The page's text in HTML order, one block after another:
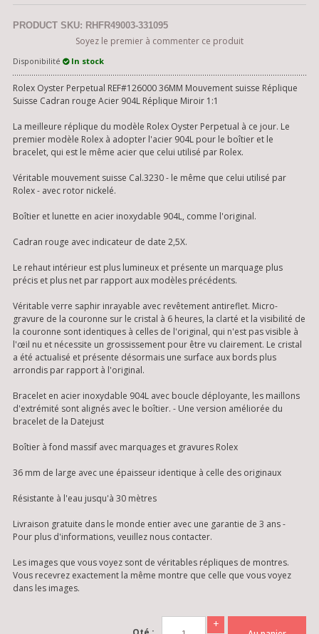
PRODUCT SKU: RHFR49003-331095
Soyez le premier à commenter ce produit
Disponibilité In stock
Rolex Oyster Perpetual REF#126000 36MM Mouvement suisse Réplique
Suisse Cadran rouge Acier 904L Réplique Miroir 1:1
La meilleure réplique du modèle Rolex Oyster Perpetual à ce jour. Le
premier modèle Rolex à adopter l'acier 904L pour le boîtier et le
bracelet, qui est le même acier que celui utilisé par Rolex.
Véritable mouvement suisse Cal.3230 - le même que celui utilisé par
Rolex - avec rotor nickelé.
Boîtier et lunette en acier inoxydable 904L, comme l'original.
Cadran rouge avec indicateur de date 2,5X.
Le rehaut intérieur est plus lumineux et présente un marquage plus
précis et plus net par rapport aux modèles précédents.
Véritable verre saphir inrayable avec revêtement antireflet. Micro-
gravure de la couronne sur le cristal à 6 heures, la clarté et la visibilité de
la couronne sont identiques à celles de l'original, qui n'est pas visible à
l'œil nu et nécessite un grossissement pour être vu clairement. Le cristal
a été actualisé et présente désormais une surface aux bords plus
arrondis par rapport à l'original.
Bracelet en acier inoxydable 904L avec boucle déployante, les maillons
d'extrémité sont alignés avec le boîtier. - Une version améliorée du
bracelet de la Datejust
Boîtier à fond massif avec marquages et gravures Rolex
36 mm de large avec une épaisseur identique à celle des originaux
Résistante à l'eau jusqu'à 30 mètres
Livraison gratuite dans le monde entier avec une garantie de 3 ans -
Pour plus d'informations, veuillez nous contacter.
Les images que vous voyez sont de véritables répliques de montres.
Vous recevrez exactement la même montre que celle que vous voyez
dans les images.
+